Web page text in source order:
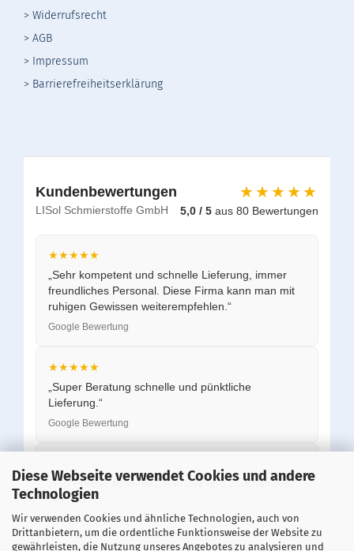
Diese Webseite verwendet Cookies und andere
Technologien
Wir verwenden Cookies und ähnliche Technologien, auch von
Drittanbietern, um die ordentliche Funktionsweise der Website zu
gewährleisten, die Nutzung unseres Angebotes zu analysieren und
> Widerrufsrecht
> AGB
> Impressum
> Barrierefreiheitserklärung
Kundenbewertungen
LISol Schmierstoffe GmbH
★★★★★
5,0 / 5 aus 80 Bewertungen
★★★★★
„Sehr kompetent und schnelle Lieferung, immer
freundliches Personal. Diese Firma kann man mit
ruhigen Gewissen weiterempfehlen.“
Google Bewertung
★★★★★
„Super Beratung schnelle und pünktliche
Lieferung.“
Google Bewertung
„Top Preise, schnelle Lieferung und zuverlässiger
Service.“
Google Bewertung